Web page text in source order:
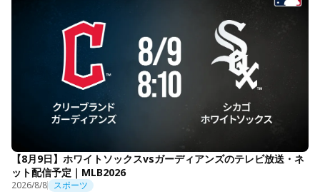
【8月9日】ホワイトソックスvsガーディアンズのテレビ放送・ネ
ット配信予定｜MLB2026
2026/8/8 スポーツ